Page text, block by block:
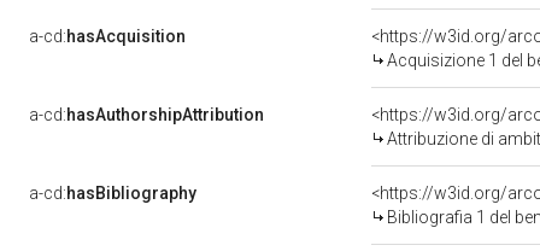
a-cd:hasAcquisition
<https://w3id.org/
Acquisizione 1 del
a-cd:hasAuthorshipAttribution
<https://w3id.org/
Attribuzione di
a-cd:hasBibliography
<https://w3id.org/
Bibliografia 1 del